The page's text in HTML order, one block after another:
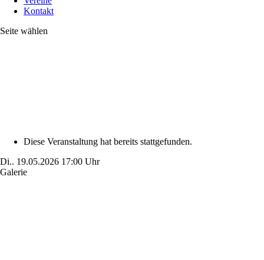
Kontakt
Seite wählen
Diese Veranstaltung hat bereits stattgefunden.
Di.. 19.05.2026 17:00 Uhr
Galerie